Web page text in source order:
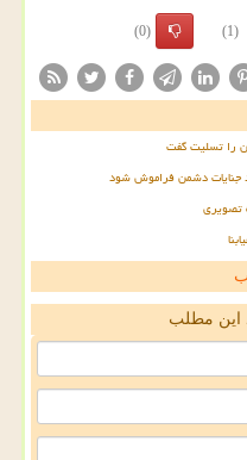
(1)
(0)
را تسلیت گفت
جنایات دشمن فراموش شود
تصویری
این مطلب